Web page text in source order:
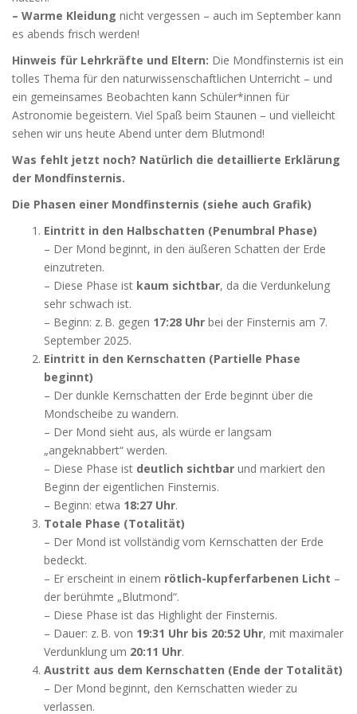
– Warme Kleidung nicht vergessen – auch im September kann
es abends frisch werden!
Hinweis für Lehrkräfte und Eltern: Die Mondfinsternis ist ein
tolles Thema für den naturwissenschaftlichen Unterricht – und
ein gemeinsames Beobachten kann Schüler*innen für
Astronomie begeistern. Viel Spaß beim Staunen – und vielleicht
sehen wir uns heute Abend unter dem Blutmond!
Was fehlt jetzt noch? Natürlich die detaillierte Erklärung
der Mondfinsternis.
Die Phasen einer Mondfinsternis (siehe auch Grafik)
Eintritt in den Halbschatten (Penumbral Phase)
– Der Mond beginnt, in den äußeren Schatten der Erde
einzutreten.
– Diese Phase ist kaum sichtbar, da die Verdunkelung
sehr schwach ist.
– Beginn: z. B. gegen 17:28 Uhr bei der Finsternis am 7.
September 2025.
Eintritt in den Kernschatten (Partielle Phase
beginnt)
– Der dunkle Kernschatten der Erde beginnt über die
Mondscheibe zu wandern.
– Der Mond sieht aus, als würde er langsam
„angeknabbert“ werden.
– Diese Phase ist deutlich sichtbar und markiert den
Beginn der eigentlichen Finsternis.
– Beginn: etwa 18:27 Uhr.
Totale Phase (Totalität)
– Der Mond ist vollständig vom Kernschatten der Erde
bedeckt.
– Er erscheint in einem rötlich-kupferfarbenen Licht –
der berühmte „Blutmond“.
– Diese Phase ist das Highlight der Finsternis.
– Dauer: z. B. von 19:31 Uhr bis 20:52 Uhr, mit maximaler
Verdunklung um 20:11 Uhr.
Austritt aus dem Kernschatten (Ende der Totalität)
– Der Mond beginnt, den Kernschatten wieder zu
verlassen.